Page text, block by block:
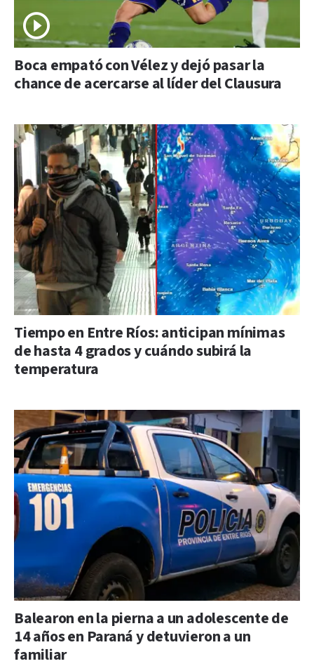
Boca empató con Vélez y dejó pasar la
chance de acercarse al líder del Clausura
Tiempo en Entre Ríos: anticipan mínimas
de hasta 4 grados y cuándo subirá la
temperatura
Balearon en la pierna a un adolescente de
14 años en Paraná y detuvieron a un
familiar